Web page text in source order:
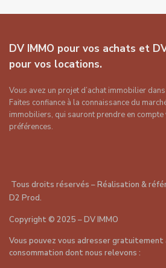
DV IMMO pour vos achats et
pour vos locations.
Vous avez un projet d’achat immobilier
Faites confiance à la connaissance du
immobiliers, qui sauront prendre en
préférences.
Tous droits réservés – Réalisation &
D2 Prod.
Copyright© 2025 – DV IMMO
Vous pouvez vous adresser gratuitement
consommation dont nous relevons :